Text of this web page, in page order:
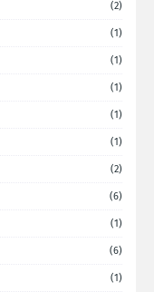
(2)
(1)
(1)
(1)
(1)
(1)
(2)
(6)
(1)
(6)
(1)